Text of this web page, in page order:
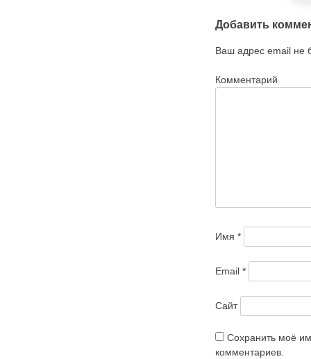
Добавить
Ваш адрес email не
Комментарий
Имя *
Email *
Сайт
Сохранить моё
комментариев.